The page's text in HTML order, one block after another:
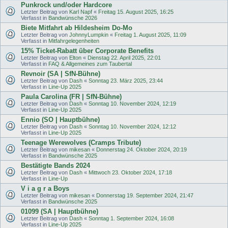
Punkrock und/oder Hardcore
Letzter Beitrag von Karl Napf « Freitag 15. August 2025, 16:25
Verfasst in Bandwünsche 2026
Biete Mitfahrt ab Hildesheim Do-Mo
Letzter Beitrag von JohnnyLumpkin « Freitag 1. August 2025, 11:09
Verfasst in Mitfahrgelegenheiten
15% Ticket-Rabatt über Corporate Benefits
Letzter Beitrag von Elton « Dienstag 22. April 2025, 22:01
Verfasst in FAQ & Allgemeines zum Taubertal
Revnoir (SA | SfN-Bühne)
Letzter Beitrag von Dash « Sonntag 23. März 2025, 23:44
Verfasst in Line-Up 2025
Paula Carolina (FR | SfN-Bühne)
Letzter Beitrag von Dash « Sonntag 10. November 2024, 12:19
Verfasst in Line-Up 2025
Ennio (SO | Hauptbühne)
Letzter Beitrag von Dash « Sonntag 10. November 2024, 12:12
Verfasst in Line-Up 2025
Teenage Werewolves (Cramps Tribute)
Letzter Beitrag von mikesan « Donnerstag 24. Oktober 2024, 20:19
Verfasst in Bandwünsche 2025
Bestätigte Bands 2024
Letzter Beitrag von Dash « Mittwoch 23. Oktober 2024, 17:18
Verfasst in Line-Up
V i a g r a Boys
Letzter Beitrag von mikesan « Donnerstag 19. September 2024, 21:47
Verfasst in Bandwünsche 2025
01099 (SA | Hauptbühne)
Letzter Beitrag von Dash « Sonntag 1. September 2024, 16:08
Verfasst in Line-Up 2025